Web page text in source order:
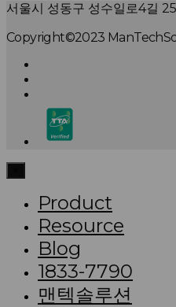
서울시 성동구 성수일로4길
Copyright©2023
Product
Resource
Blog
1833-7790
맨텍솔루션